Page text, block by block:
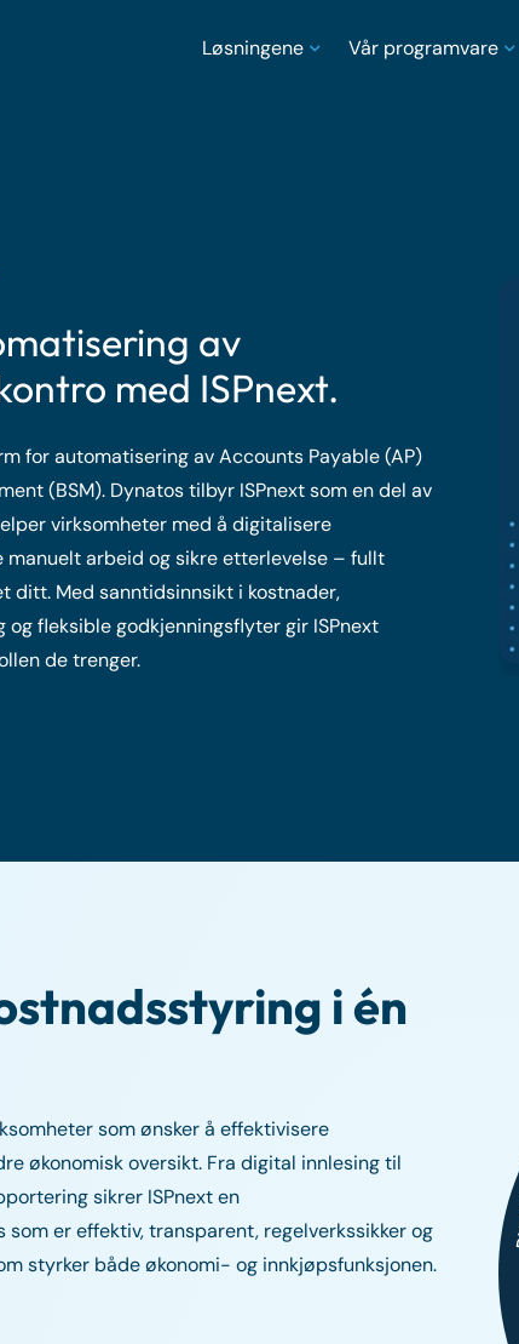
Løsningene Vår programvare
av
med ISPnext.
for automatisering av Accounts Payable (AP)
(BSM). Dynatos tilbyr ISPnext som en del av
virksomheter med å digitalisere
manuelt arbeid og sikre etterlevelse – fullt
ditt. Med sanntidsinnsikt i kostnader,
fleksible godkjenningsflyter gir ISPnext
de trenger.
i én
som ønsker å effektivisere
økonomisk oversikt. Fra digital innlesing til
sikrer ISPnext en
er effektiv, transparent, regelverkssikker og
styrker både økonomi- og innkjøpsfunksjonen.